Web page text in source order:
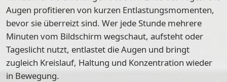
Augen profitieren von kurzen Entlastungsmomenten,
bevor sie überreizt sind. Wer jede Stunde mehrere
Minuten vom Bildschirm wegschaut, aufsteht oder
Tageslicht nutzt, entlastet die Augen und bringt
zugleich Kreislauf, Haltung und Konzentration wieder
in Bewegung.